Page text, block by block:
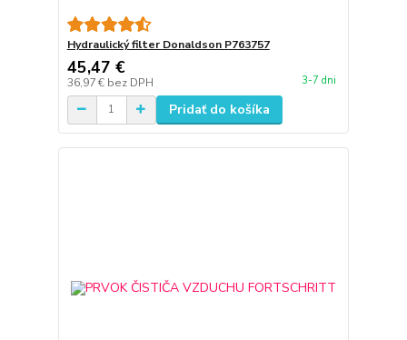
Hydraulický filter Donaldson P763757
45,47 €
36,97 € bez DPH 3-7 dni
Pridať do košíka